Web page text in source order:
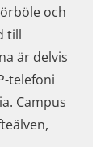
och
till
är delvis
telefoni
Campus